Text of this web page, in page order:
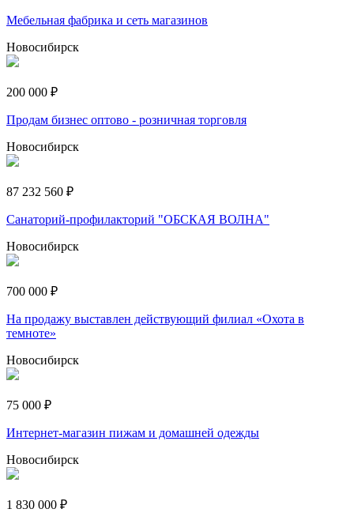
Мебельная фабрика и сеть магазинов
Новосибирск
200 000 ₽
Продам бизнес оптово - розничная торговля
Новосибирск
87 232 560 ₽
Санаторий-профилакторий "ОБСКАЯ ВОЛНА"
Новосибирск
700 000 ₽
На продажу выставлен действующий филиал «Охота в
темноте»
Новосибирск
75 000 ₽
Интернет-магазин пижам и домашней одежды
Новосибирск
1 830 000 ₽